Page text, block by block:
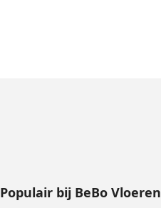
Populair bij BeBo Vloeren